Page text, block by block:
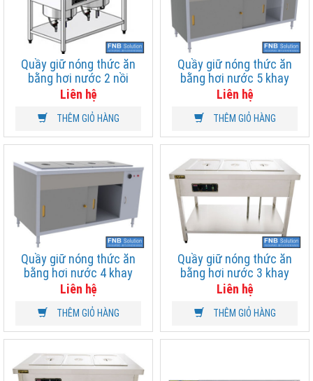
Quầy giữ nóng thức ăn
bằng hơi nước 2 nồi
Liên hệ
THÊM GIỎ HÀNG
Quầy giữ nóng thức ăn
bằng hơi nước 5 khay
Liên hệ
THÊM GIỎ HÀNG
Quầy giữ nóng thức ăn
bằng hơi nước 4 khay
Liên hệ
THÊM GIỎ HÀNG
Quầy giữ nóng thức ăn
bằng hơi nước 3 khay
Liên hệ
THÊM GIỎ HÀNG